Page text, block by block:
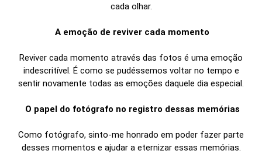
cada olhar.
A emoção de reviver cada momento
Reviver cada momento através das fotos é uma emoção
indescritível. É como se pudéssemos voltar no tempo e
sentir novamente todas as emoções daquele dia especial.
O papel do fotógrafo no registro dessas memórias
Como fotógrafo, sinto-me honrado em poder fazer parte
desses momentos e ajudar a eternizar essas memórias.